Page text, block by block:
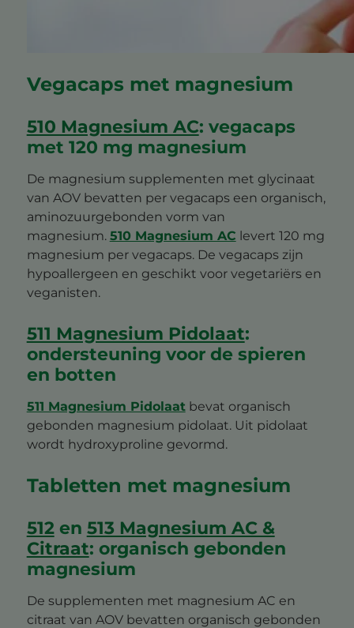
Vegacaps met magnesium
510 Magnesium AC: vegacaps
met 120 mg magnesium
De magnesium supplementen met glycinaat
van AOV bevatten per vegacaps een organisch,
aminozuurgebonden vorm van
magnesium. 510 Magnesium AC levert 120 mg
magnesium per vegacaps. De vegacaps zijn
hypoallergeen en geschikt voor vegetariërs en
veganisten.
511 Magnesium Pidolaat:
ondersteuning voor de spieren
en botten
511 Magnesium Pidolaatbevat organisch
gebonden magnesium pidolaat. Uit pidolaat
wordt hydroxyproline gevormd.
Tabletten met magnesium
512en 513 Magnesium AC &
Citraat: organisch gebonden
magnesium
De supplementen met magnesium AC en
citraat van AOV bevatten organisch gebonden